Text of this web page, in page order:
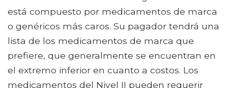
está compuesto por medicamentos de marca
o genéricos más caros. Su pagador tendrá una
lista de los medicamentos de marca que
prefiere, que generalmente se encuentran en
el extremo inferior en cuanto a costos. Los
medicamentos del Nivel II pueden requerir